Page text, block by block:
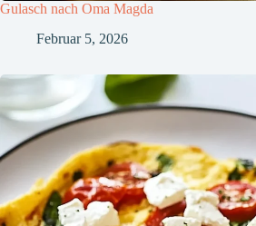
Gulasch nach Oma Magda
Februar 5, 2026